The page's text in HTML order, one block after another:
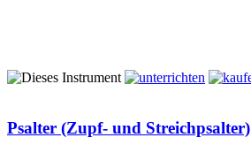
Psalter (Zupf- und Streichpsalter)